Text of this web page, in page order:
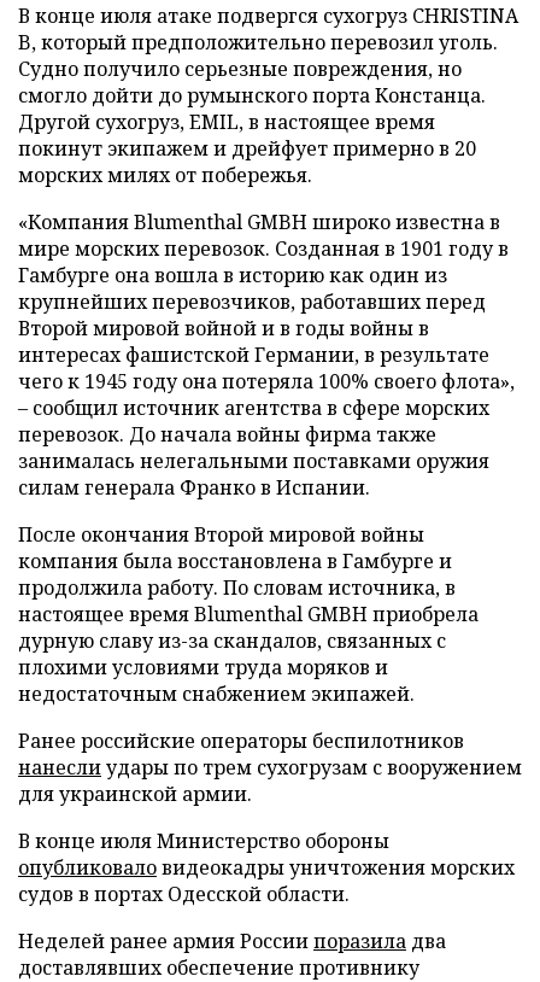
В конце июля атаке подвергся сухогруз CHRISTINA
B, который предположительно перевозил уголь.
Судно получило серьезные повреждения, но
смогло дойти до румынского порта Констанца.
Другой сухогруз, EMIL, в настоящее время
покинут экипажем и дрейфует примерно в 20
морских милях от побережья.
«Компания Blumenthal GMBH широко известна в
мире морских перевозок. Созданная в 1901 году в
Гамбурге она вошла в историю как один из
крупнейших перевозчиков, работавших перед
Второй мировой войной и в годы войны в
интересах фашистской Германии, в результате
чего к 1945 году она потеряла 100% своего флота»,
– сообщил источник агентства в сфере морских
перевозок. До начала войны фирма также
занималась нелегальными поставками оружия
силам генерала Франко в Испании.
После окончания Второй мировой войны
компания была восстановлена в Гамбурге и
продолжила работу. По словам источника, в
настоящее время Blumenthal GMBH приобрела
дурную славу из-за скандалов, связанных с
плохими условиями труда моряков и
недостаточным снабжением экипажей.
Ранее российские операторы беспилотников
нанеслиудары по трем сухогрузам с вооружением
для украинской армии.
В конце июля Министерство обороны
опубликоваловидеокадры уничтожения морских
судов в портах Одесской области.
Неделей ранее армия Россиипоразила два
доставлявших обеспечение противнику